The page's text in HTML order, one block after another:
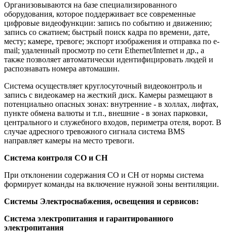
Организовываются на базе специализированного
оборудования, которое поддерживает все современные
цифровые видеофункции: запись по событию и движению;
запись со сжатием; быстрый поиск кадра по времени, дате,
месту; камере, тревоге; экспорт изображения и отправка по e-
mail; удаленный просмотр по сети Ethernet/Internet и др., а
также позволяет автоматически идентифицировать людей и
распознавать номера автомашин.
Система осуществляет круглосуточный видеоконтроль и
запись с видеокамер на жесткий диск. Камеры размещают в
потенциально опасных зонах: внутренние - в холлах, лифтах,
пункте обмена валюты и т.п., внешние - в зонах парковки,
центрального и служебного входов, периметра отеля, ворот. В
случае адресного тревожного сигнала система BMS
направляет камеры на место тревоги.
Система контроля СО и CH
При отклонении содержания СО и СH от нормы система
формирует команды на включение нужной зоны вентиляции.
Системы Электроснабжения, освещения и сервисов:
Система электропитания и гарантированного
электропитания